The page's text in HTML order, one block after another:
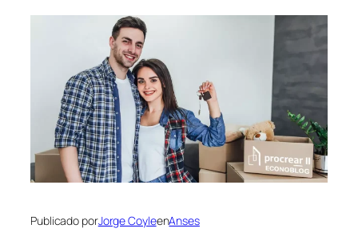
Publicado porJorge CoyleenAnses